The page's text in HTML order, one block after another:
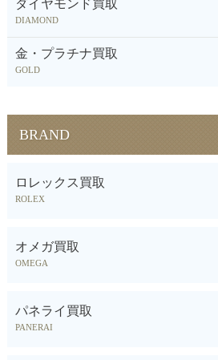
ダイヤモンド買取
DIAMOND
金・プラチナ買取
GOLD
BRAND
ロレックス買取
ROLEX
オメガ買取
OMEGA
パネライ買取
PANERAI